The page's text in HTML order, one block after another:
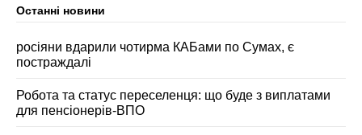
Останні новини
росіяни вдарили чотирма КАБами по Сумах, є
постраждалі
Робота та статус переселенця: що буде з виплатами
для пенсіонерів-ВПО